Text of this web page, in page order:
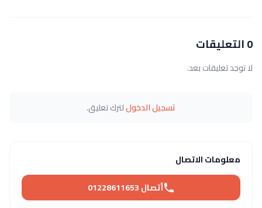
0 التعليقات
لا توجد تعليقات بعد.
تسجيل الدخوللترك تعليق.
معلومات الاتصال
أتصال 01228611653